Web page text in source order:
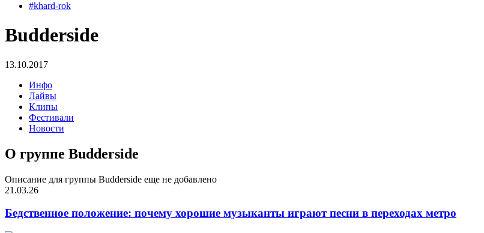
#khard-rok
Budderside
13.10.2017
Инфо
Лайвы
Клипы
Фестивали
Новости
О группе Budderside
Описание для группы Budderside еще не добавлено
21.03.26
Бедственное положение: почему хорошие музыканты играют песни в переходах метро